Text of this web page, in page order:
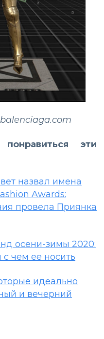
эти
назвал имена
Awards:
провела Приянка
осени-зимы 2020:
чем ее носить
идеально
и вечерний